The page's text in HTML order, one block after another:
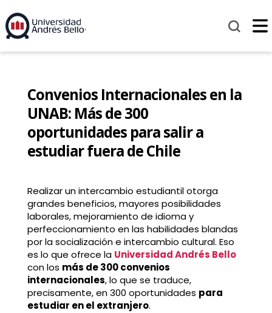
Convenios Internacionales en la
UNAB: Más de 300
oportunidades para salir a
estudiar fuera de Chile
Realizar un intercambio estudiantil otorga
grandes beneficios, mayores posibilidades
laborales, mejoramiento de idioma y
perfeccionamiento en las habilidades blandas
por la socialización e intercambio cultural. Eso
es lo que ofrece la Universidad Andrés Bello
con los más de 300 convenios
internacionales, lo que se traduce,
precisamente, en 300 oportunidades para
estudiar en el extranjero.